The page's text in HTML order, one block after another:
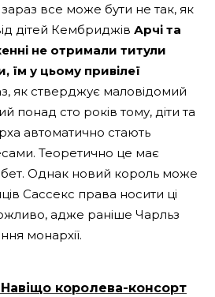
зараз все може бути не так, як
дітей Кембриджів Арчі та
не отримали титули
їм у цьому привілеї
як стверджує маловідомий
понад сто років тому, діти та
автоматично стають
Теоретично це має
Однак новий король може
Сассекс права носити ці
адже раніше Чарльз
монархії.
Навіщо королева-консорт